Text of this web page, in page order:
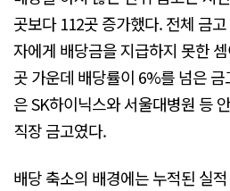
곳보다 112곳 증가했다. 전체 금
자에게 배당금을 지급하지 못한
곳 가운데 배당률이 6%를 넘은
은 SK하이닉스와 서울대병원 등
직장 금고였다.
배당 축소의 배경에는 누적된 실